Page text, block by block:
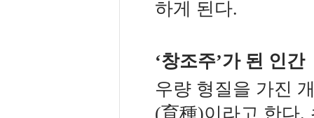
하게 된다.
‘창조주’가 된 인간
우량 형질을 가진
(育種)이라고 한다.